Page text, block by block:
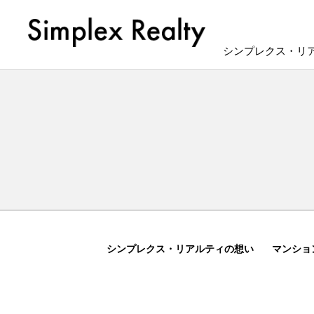
シンプレクス・リ
シンプレクス・リアルティの想い マンシ